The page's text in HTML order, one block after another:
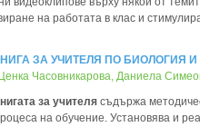
на работата в клас и
ЗА УЧИТЕЛЯ ПО БИОЛОГИЯ
Часовникарова, Даниела
за учителя съдържа
на обучение. Установява и